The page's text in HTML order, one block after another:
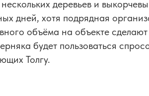
деревьев и
дней, хотя подрядная
объёма на объекте сделают
будет пользоваться
Толгу.